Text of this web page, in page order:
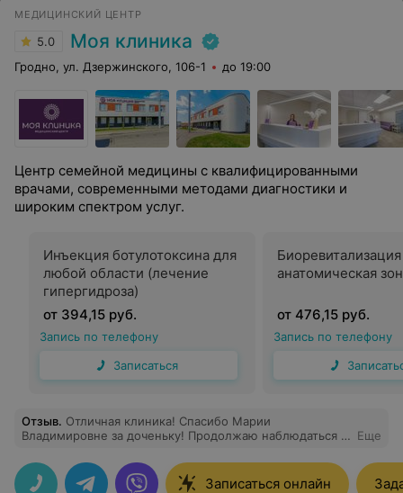
МЕДИЦИНСКИЙ ЦЕНТР
5.0 Моя клиника
Гродно, ул. Дзержинского, 106-1 до 19:00
Центр семейной медицины с квалифицированными
врачами, современными методами диагностики и
широким спектром услуг.
Инъекция ботулотоксина для
любой области (лечение
гипергидроза)
от 394,15 руб.
Запись по телефону
Записаться
анатомическая
от 476,15 руб.
Запись по телефону
Отзыв. Отличная клиника! Спасибо Марии
Владимировне за доченьку! Продолжаю наблюдаться в
Еще
Записаться онлайн